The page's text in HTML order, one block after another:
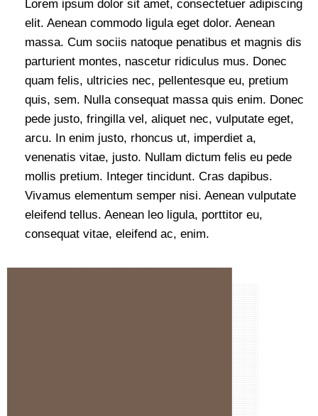
Lorem ipsum dolor sit amet, consectetuer adipiscing
elit. Aenean commodo ligula eget dolor. Aenean
massa. Cum sociis natoque penatibus et magnis dis
parturient montes, nascetur ridiculus mus. Donec
quam felis, ultricies nec, pellentesque eu, pretium
quis, sem. Nulla consequat massa quis enim. Donec
pede justo, fringilla vel, aliquet nec, vulputate eget,
arcu. In enim justo, rhoncus ut, imperdiet a,
venenatis vitae, justo. Nullam dictum felis eu pede
mollis pretium. Integer tincidunt. Cras dapibus.
Vivamus elementum semper nisi. Aenean vulputate
eleifend tellus. Aenean leo ligula, porttitor eu,
consequat vitae, eleifend ac, enim.